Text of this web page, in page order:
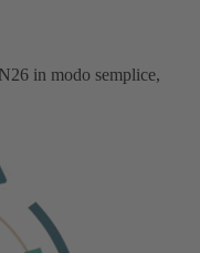
in modo semplice,